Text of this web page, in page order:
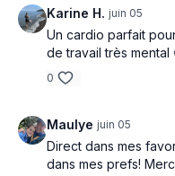
Karine H. juin 05
Un cardio parfait
de travail très mental
0
Maulye juin 05
Direct dans mes
dans mes prefs!